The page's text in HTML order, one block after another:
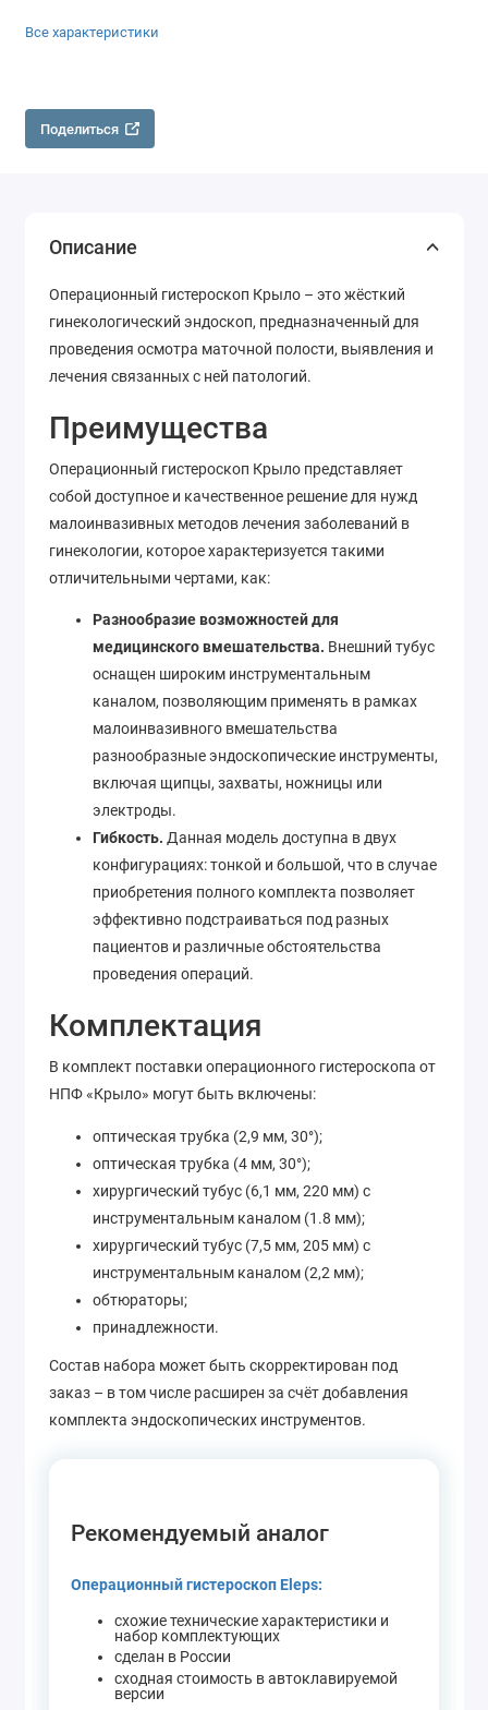
Все характеристики
Поделиться
Описание
Операционный гистероскоп Крыло – это жёсткий
гинекологический эндоскоп, предназначенный для
проведения осмотра маточной полости, выявления и
лечения связанных с ней патологий.
Преимущества
Операционный гистероскоп Крыло представляет
собой доступное и качественное решение для нужд
малоинвазивных методов лечения заболеваний в
гинекологии, которое характеризуется такими
отличительными чертами, как:
Разнообразие возможностей для
медицинского вмешательства. Внешний тубус
оснащен широким инструментальным
каналом, позволяющим применять в рамках
малоинвазивного вмешательства
разнообразные эндоскопические инструменты,
включая щипцы, захваты, ножницы или
электроды.
Гибкость. Данная модель доступна в двух
конфигурациях: тонкой и большой, что в случае
приобретения полного комплекта позволяет
эффективно подстраиваться под разных
пациентов и различные обстоятельства
проведения операций.
Комплектация
В комплект поставки операционного гистероскопа от
НПФ «Крыло» могут быть включены:
оптическая трубка (2,9 мм, 30°);
оптическая трубка (4 мм, 30°);
хирургический тубус (6,1 мм, 220 мм) с
инструментальным каналом (1.8 мм);
хирургический тубус (7,5 мм, 205 мм) с
инструментальным каналом (2,2 мм);
обтюраторы;
принадлежности.
Состав набора может быть скорректирован под
заказ – в том числе расширен за счёт добавления
комплекта эндоскопических инструментов.
Рекомендуемый аналог
Операционный гистероскоп Eleps:
схожие технические характеристики и
набор комплектующих
сделан в России
сходная стоимость в автоклавируемой
версии